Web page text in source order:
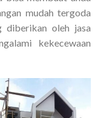
mudah tergoda
diberikan oleh jasa
kekecewaan